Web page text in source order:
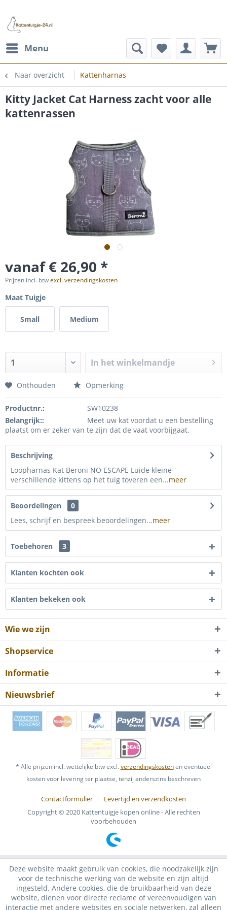
Menu
Naar overzicht Kattenharnas
Kitty Jacket Cat Harness zacht voor alle
kattenrassen
vanaf € 26,90 *
Prijzen incl. btwexcl. verzendingskosten
Maat Tuigje
Small Medium
In het winkelmandje
Onthouden Opmerking
Productnr.:
SW10238
Belangrijk::
Meet uw kat voordat u een bestelling
plaatst om er zeker van te zijn dat de vaat voorbijgaat.
Beschrijving
Loopharnas Kat Beroni NO ESCAPE Luide kleine
verschillende kittens op het tuig toveren een...meer
Beoordelingen
0
Lees, schrijf en bespreek beoordelingen...meer
Toebehoren 3
Klanten kochten ook
Klanten bekeken ook
Wie we zijn
Shopservice
Informatie
Nieuwsbrief
* Alle prijzen incl. wettelijke btw excl.verzendingskostenen eventueel
kosten voor levering ter plaatse, tenzij anderszins beschreven
Contactformulier
Levertijd en verzendkosten
Copyright © 2020 Kattentuigje kopen online - Alle rechten
voorbehouden
Deze website maakt gebruik van cookies, die noodzakelijk zijn
voor de technische werking van de website en zijn altijd
ingesteld. Andere cookies, die de bruikbaarheid van deze
website, dienen voor directe reclame of vereenvoudigen van
interactie met andere websites en sociale netwerken, zal alleen